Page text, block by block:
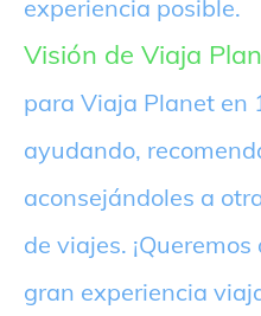
experiencia posible.
Visión de Viaja
para Viaja Planet en
ayudando,
aconsejándoles a
de viajes.
gran experiencia